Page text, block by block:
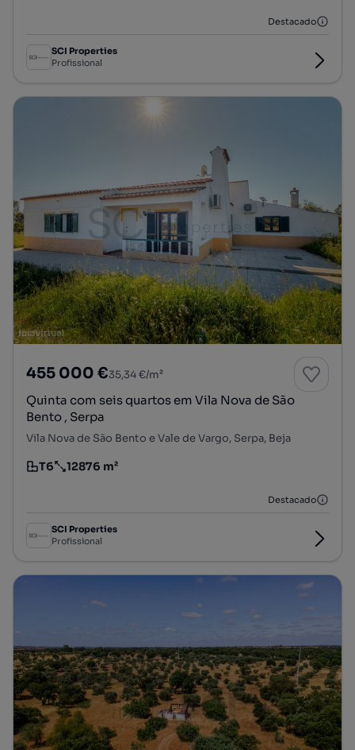
Destacado
SCI Properties
Profissional
455 000 €35,34 €/m²
Quinta com seis quartos em Vila Nova de São
Bento , Serpa
Vila Nova de São Bento e Vale de Vargo, Serpa, Beja
Tipologia
T6
Preço por metro quadrado
12876 m²
Destacado
SCI Properties
Profissional